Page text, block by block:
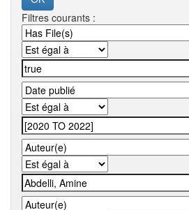
Filtres courants :